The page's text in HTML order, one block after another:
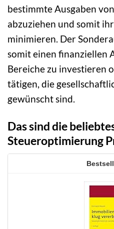
bestimmte Ausgaben
abzuziehen und somit
minimieren. Der
somit einen finanziellen
Bereiche zu investieren
tätigen, die
gewünscht sind.
Das sind die
Steueroptimierung